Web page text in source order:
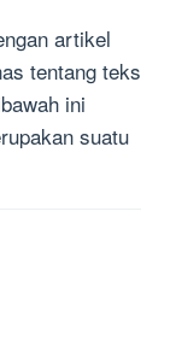
artikel
tentang teks
ini
suatu